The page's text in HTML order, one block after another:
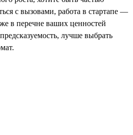
с вызовами, работа в стартапе —
в перечне ваших ценностей
лучше выбрать